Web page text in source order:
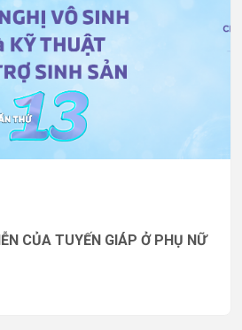
CỦA TUYẾN GIÁP Ở PHỤ NỮ